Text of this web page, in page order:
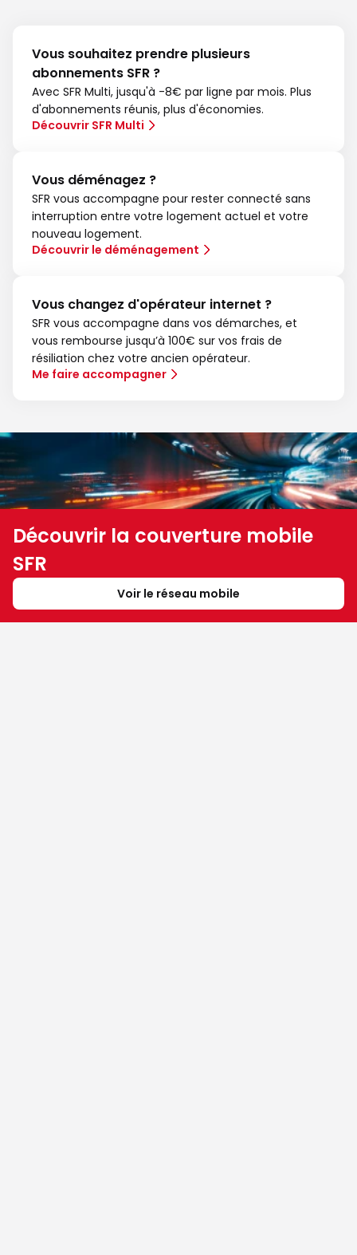
Vous souhaitez prendre plusieurs
abonnements SFR ?
Avec SFR Multi, jusqu'à -8€ par ligne par mois. Plus
d'abonnements réunis, plus d'économies.
Découvrir SFR Multi
Vous déménagez ?
SFR vous accompagne pour rester connecté sans
interruption entre votre logement actuel et votre
nouveau logement.
Découvrir le déménagement
Vous changez d'opérateur internet ?
SFR vous accompagne dans vos démarches, et
vous rembourse jusqu’à 100€ sur vos frais de
résiliation chez votre ancien opérateur.
Me faire accompagner
Découvrir la couverture mobile
SFR
Voir le réseau mobile